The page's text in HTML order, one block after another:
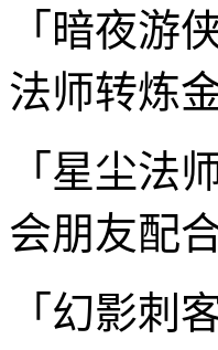
「暗夜游
法师转炼
「星尘法
会朋友配
「幻影刺